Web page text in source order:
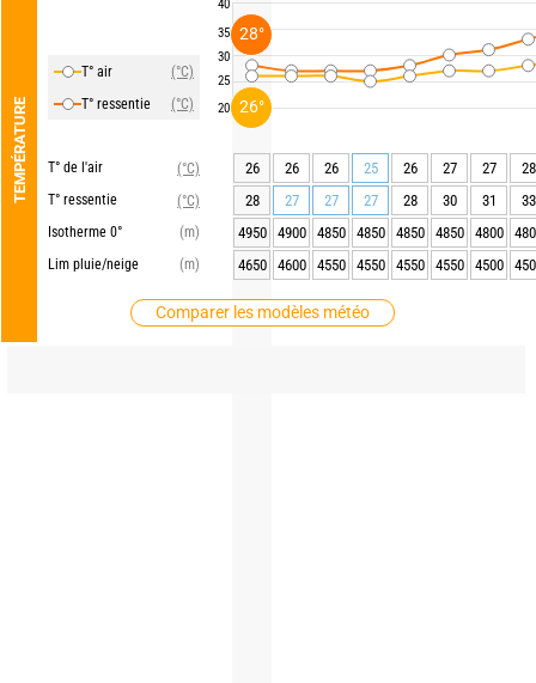
TEMPÉRATURE
T° air
(°C)
T° ressentie
(°C)
T° de l'air
(°C)
T° ressentie
(°C)
Isotherme 0°
(m)
Lim pluie/neige
(m)
Comparer les modèles météo
40
35
30
25
20
26 26 26 25 26 27 27
28
28
27 27 27 28 30 31
33
4950
4900 4850 4850 4850 4850 4800
4650
4600 4550 4550 4550 4550 4500
26°
28°